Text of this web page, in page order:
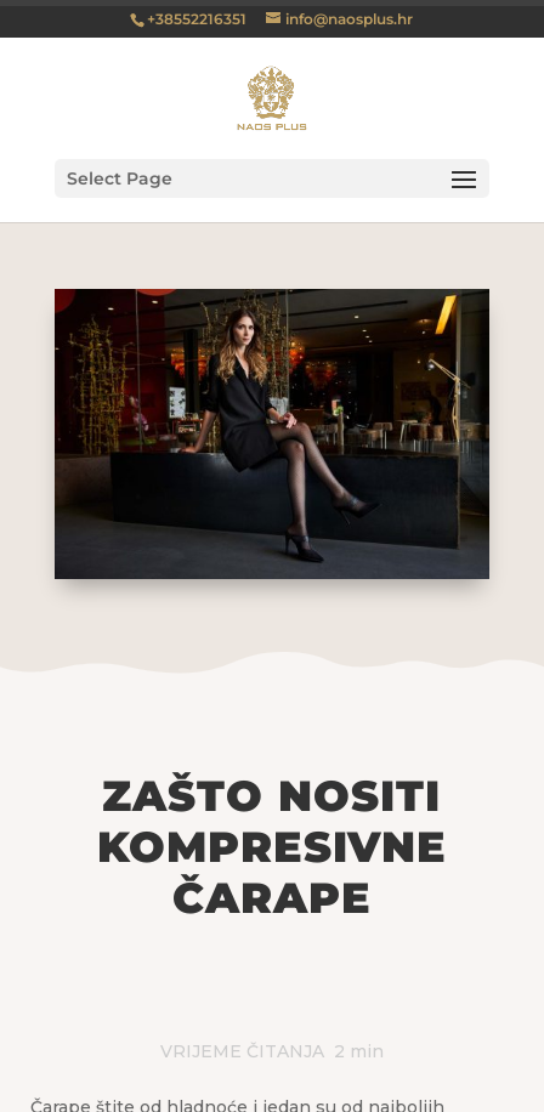
+38552216351 info@naosplus.hr
Select Page
ZAŠTO NOSITI
KOMPRESIVNE
ČARAPE
VRIJEME ČITANJA 2 min
Čarape štite od hladnoće i jedan su od najboljih